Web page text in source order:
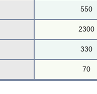
550
2300
330
70